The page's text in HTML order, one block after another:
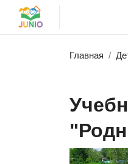
Главная